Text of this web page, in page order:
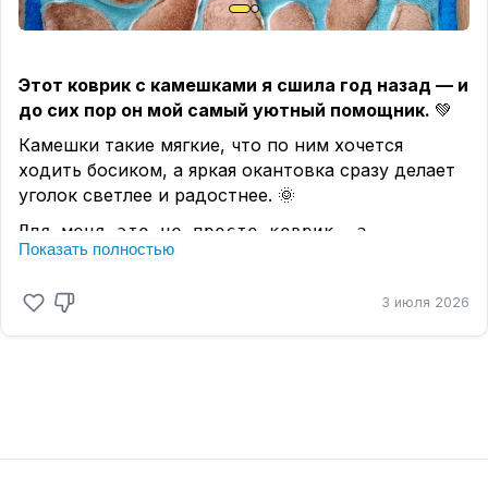
Этот коврик с камешками я сшила год назад — и
до сих пор он мой самый уютный помощник. 💚
Камешки такие мягкие, что по ним хочется
ходить босиком, а яркая окантовка сразу делает
уголок светлее и радостнее. 🌞
Для меня это не просто коврик, а
маленький символ того, что даже из
спокойствия.🏝️
──────✿──────
Показать полностью
3 июля 2026